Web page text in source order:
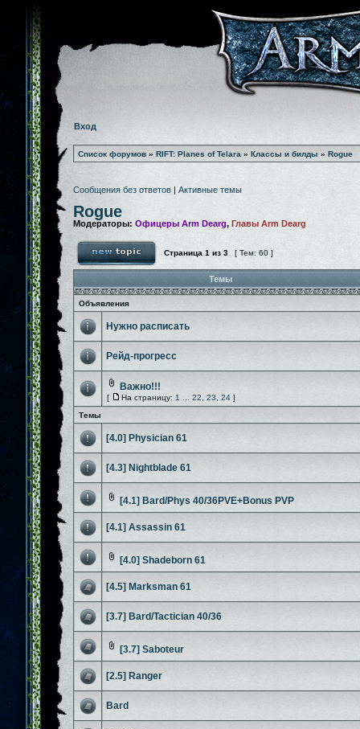
Вход
Список форумов » RIFT: Planes of Telara » Классы и билды » Rogue
Сообщения без ответов | Активные темы
Rogue
Модераторы: Офицеры Arm Dearg, Главы Arm Dearg
Страница 1 из 3 [ Тем: 60 ]
Темы
Объявления
Нужно расписать
Рейд-прогресс
Важно!!!
[ На страницу: 1 22 23 24 ]
Темы
[4.0] Physician 61
[4.3] Nightblade 61
[4.1] Bard/Phys 40/36PVE+Bonus PVP
[4.1] Assassin 61
[4.0] Shadeborn 61
[4.5] Marksman 61
[3.7] Bard/Tactician 40/36
[3.7] Saboteur
[2.5] Ranger
Bard